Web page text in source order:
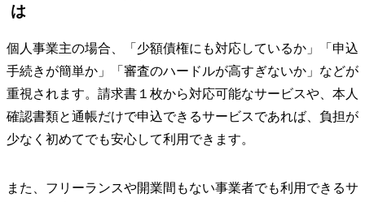
は
個人事業主の場合、「少額債権にも対応しているか」「申込
手続きが簡単か」「審査のハードルが高すぎないか」などが
重視されます。請求書１枚から対応可能なサービスや、本人
確認書類と通帳だけで申込できるサービスであれば、負担が
少なく初めてでも安心して利用できます。
また、フリーランスや開業間もない事業者でも利用できるサ